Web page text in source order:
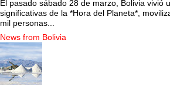
El pasado sábado 28 de marzo, Bolivia vivió
significativas de la *Hora del Planeta*,
mil personas...
News from Bolivia